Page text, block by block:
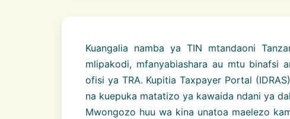
Kuangalia namba ya TIN mtandaoni
mlipakodi, mfanyabiashara au mtu binafsi
ofisi ya TRA. Kupitia Taxpayer Portal
na kuepuka matatizo ya kawaida ndani ya
Mwongozo huu wa kina unatoa maelezo